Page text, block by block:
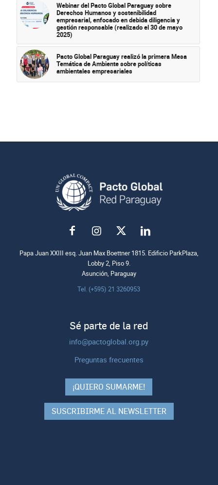
Webinar del Pacto Global Paraguay sobre
Derechos Humanos y sostenibilidad
empresarial, enfocado en debida diligencia y
gestión responsable (realizado el 30 de mayo
2025)
Pacto Global Paraguay realizó la primera Mesa
Temática de Ambiente sobre políticas
ambientales empresariales
Papa Juan XXIII esq. Juan Max Boettner 1815. Edificio ParkPlaza,
Lobby 2, Piso 9.
Asunción, Paraguay
Tel. (+595) 21 3260953
Sé parte de la red
info@pactoglobal.org.py
Preguntas frecuentes
¡QUIERO SUMARME!
SUSCRIBIRME AL NEWSLETTER